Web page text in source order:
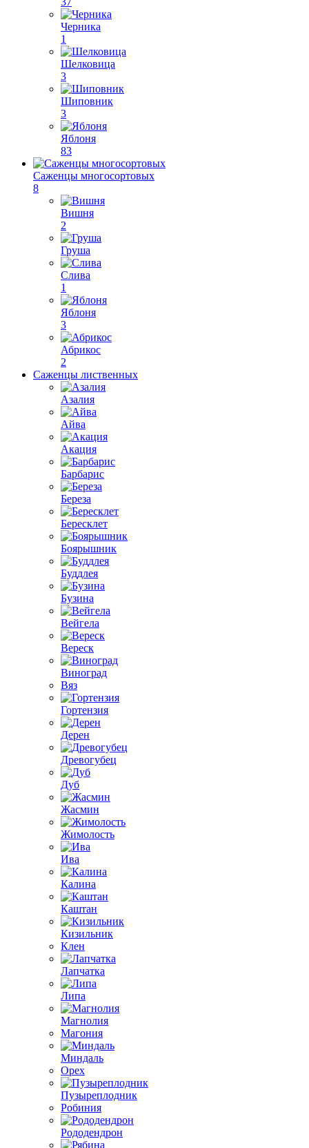
Черника
1
Шелковица
3
Шиповник
3
Яблоня
83
Саженцы многосортовых
8
Вишня
2
Груша
Слива
1
Яблоня
3
Абрикос
2
Саженцы лиственных
Азалия
Айва
Акация
Барбарис
Береза
Бересклет
Боярышник
Буддлея
Бузина
Вейгела
Вереск
Виноград
Вяз
Гортензия
Дерен
Древогубец
Дуб
Жасмин
Жимолость
Ива
Калина
Каштан
Кизильник
Клен
Лапчатка
Липа
Магнолия
Магония
Миндаль
Орех
Пузыреплодник
Робиния
Рододендрон